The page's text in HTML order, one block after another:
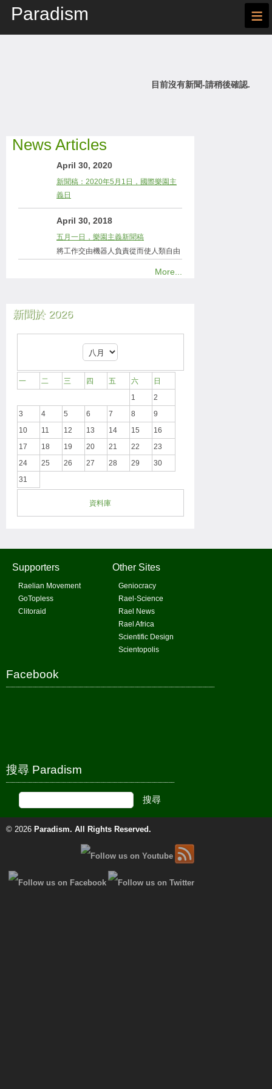
Paradism ≡
目前沒有新聞-請稍後確認.
News Articles
April 30, 2020
新聞稿：2020年5月1日，國際樂園主
義日
April 30, 2018
五月一日，樂園主義新聞稿
將工作交由機器人負責從而使人類自由
More...
新聞於 2026
一 二 三 四 五 六
日
1
2
3
4 5 6 7 8
9
10
11 12 13 14 15
16
17
18 19 20 21 22
23
24
25 26 27 28 29
30
31
資料庫
Supporters
Raelian Movement
GoTopless
Clitoraid
Other Sites
Geniocracy
Rael-Science
Rael News
Rael Africa
Scientific Design
Scientopolis
Facebook
搜尋 Paradism
© 2026 Paradism. All Rights Reserved.